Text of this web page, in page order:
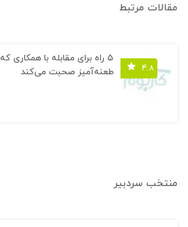
مقالات مرتبط
۴.۸
۵ راه برای مقابله با همکاری که
طعنه‌آمیز صحبت می‌کند
منتخب سردبیر